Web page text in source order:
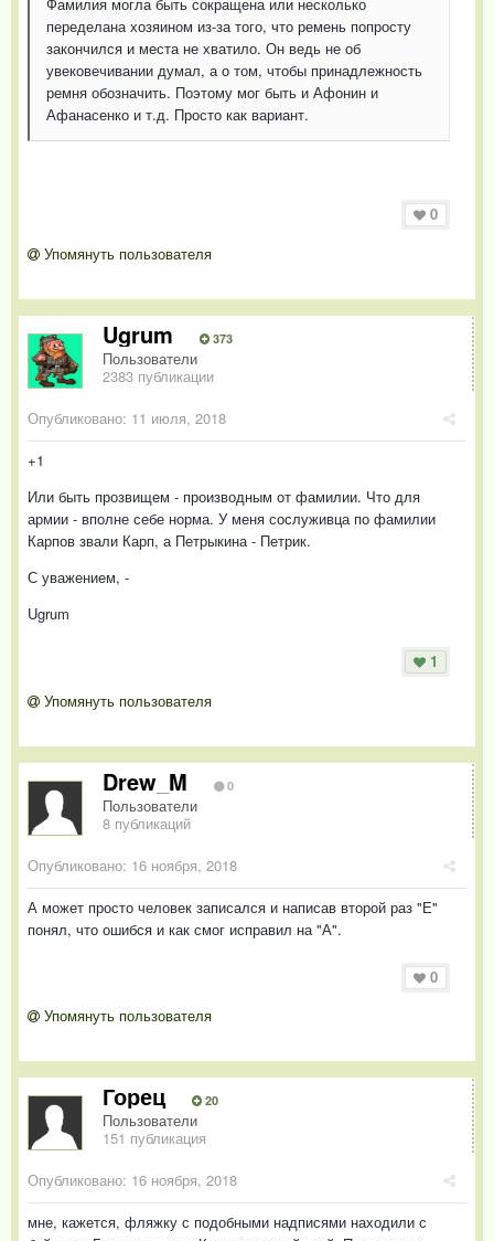
Фамилия могла быть сокращена или несколько
переделана хозяином из-за того, что ремень попросту
закончился и места не хватило. Он ведь не об
увековечивании думал, а о том, чтобы принадлежность
ремня обозначить. Поэтому мог быть и Афонин и
Афанасенко и т.д. Просто как вариант.
0
Упомянуть пользователя
Ugrum 373
Пользователи
2383 публикации
Опубликовано: 11 июля, 2018
+1
Или быть прозвищем - производным от фамилии. Что для
армии - вполне себе норма. У меня сослуживца по фамилии
Карпов звали Карп, а Петрыкина - Петрик.
С уважением, -
Ugrum
1
Упомянуть пользователя
Drew_M 0
Пользователи
8 публикаций
Опубликовано: 16 ноября, 2018
А может просто человек записался и написав второй раз "Е"
понял, что ошибся и как смог исправил на "А".
0
Упомянуть пользователя
Горец 20
Пользователи
151 публикация
Опубликовано: 16 ноября, 2018
мне, кажется, фляжку с подобными надписями находили с